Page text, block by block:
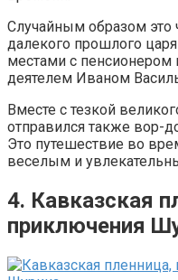
Случайным образом это
далекого прошлого
местами с
деятелем Иваном
Вместе с тезкой
отправился также
Это путешествие во
веселым и
4. Кавказская
приключения